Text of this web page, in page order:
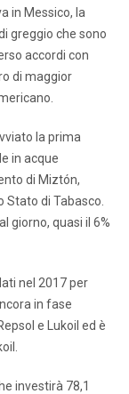
in Messico, la
greggio che sono
accordi con
di maggior
la prima
in acque
di Miztón,
Stato di Tabasco.
giorno, quasi il 6%
nel 2017 per
in fase
e Lukoil ed è
investirà 78,1